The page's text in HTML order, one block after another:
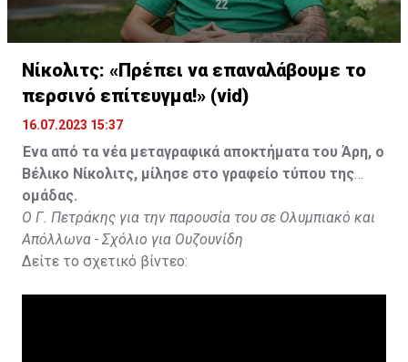
Νίκολιτς: «Πρέπει να επαναλάβουμε το
περσινό επίτευγμα!» (vid)
16.07.2023 15:37
Ένα από τα νέα μεταγραφικά αποκτήματα του Άρη, ο
Βέλικο Νίκολιτς, μίλησε στο γραφείο τύπου της
ομάδας.
Ο Γ. Πετράκης για την παρουσία του σε Ολυμπιακό και
Απόλλωνα - Σχόλιο για Ουζουνίδη
Δείτε το σχετικό βίντεο: